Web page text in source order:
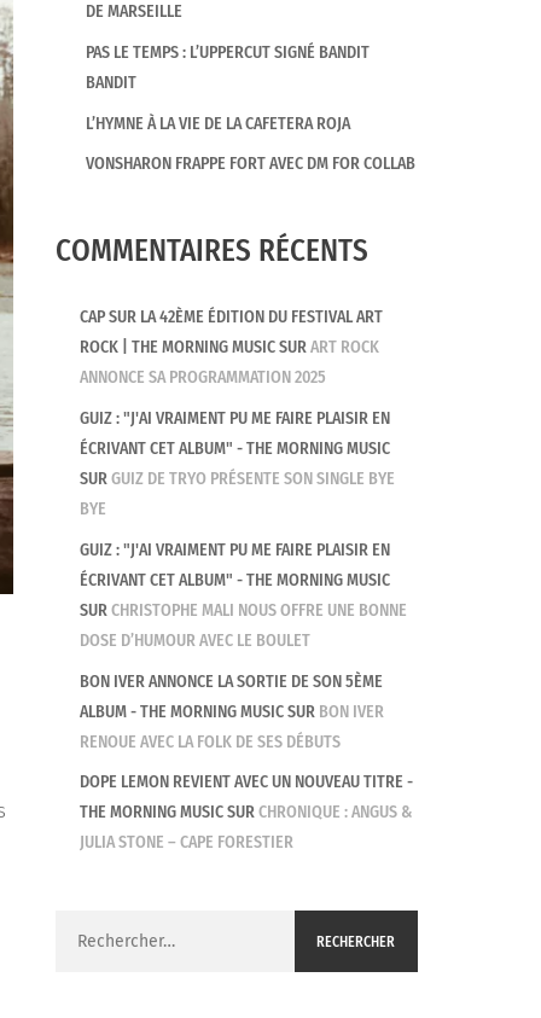
DE MARSEILLE
PAS LE TEMPS : L’UPPERCUT SIGNÉ BANDIT
BANDIT
L’HYMNE À LA VIE DE LA CAFETERA ROJA
VONSHARON FRAPPE FORT AVEC DM FOR COLLAB
COMMENTAIRES RÉCENTS
CAP SUR LA 42ÈME ÉDITION DU FESTIVAL ART
ROCK | THE MORNING MUSICSURART ROCK
ANNONCE SA PROGRAMMATION 2025
GUIZ : "J'AI VRAIMENT PU ME FAIRE PLAISIR EN
ÉCRIVANT CET ALBUM" - THE MORNING MUSIC
SURGUIZ DE TRYO PRÉSENTE SON SINGLE BYE
BYE
GUIZ : "J'AI VRAIMENT PU ME FAIRE PLAISIR EN
ÉCRIVANT CET ALBUM" - THE MORNING MUSIC
SURCHRISTOPHE MALI NOUS OFFRE UNE BONNE
DOSE D’HUMOUR AVEC LE BOULET
BON IVER ANNONCE LA SORTIE DE SON 5ÈME
ALBUM - THE MORNING MUSICSUR BON IVER
RENOUE AVEC LA FOLK DE SES DÉBUTS
DOPE LEMON REVIENT AVEC UN NOUVEAU TITRE -
THE MORNING MUSICSURCHRONIQUE : ANGUS &
JULIA STONE – CAPE FORESTIER